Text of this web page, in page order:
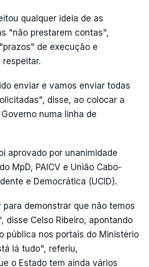
qualquer ideia de as
"não prestarem contas",
de execução e
enviar e vamos enviar todas
disse, ao colocar a
numa linha de
aprovado por unanimidade
MpD, PAICV e União Cabo-
e Democrática (UCID).
demonstrar que não temos
disse Celso Ribeiro, apontando
pública nos portais do Ministério
lá tudo", referiu,
o Estado tem ainda vários